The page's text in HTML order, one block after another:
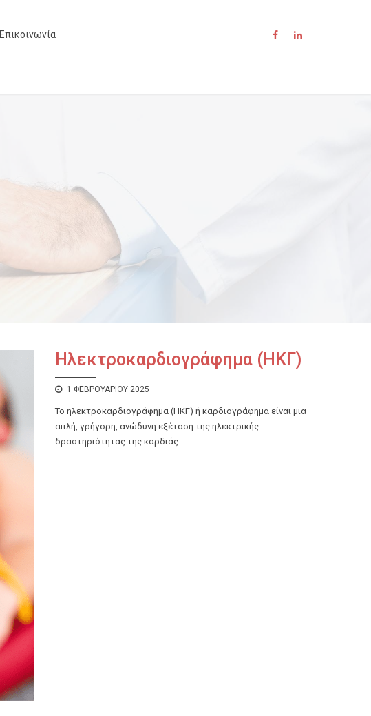
Επικοινωνία
Ηλεκτροκαρδιογράφημα (ΗΚΓ)
1 ΦΕΒΡΟΥΑΡΊΟΥ 2025
Το ηλεκτροκαρδιογράφημα (ΗΚΓ) ή καρδιογράφημα είναι μια
απλή, γρήγορη, ανώδυνη εξέταση της ηλεκτρικής
δραστηριότητας της καρδιάς.